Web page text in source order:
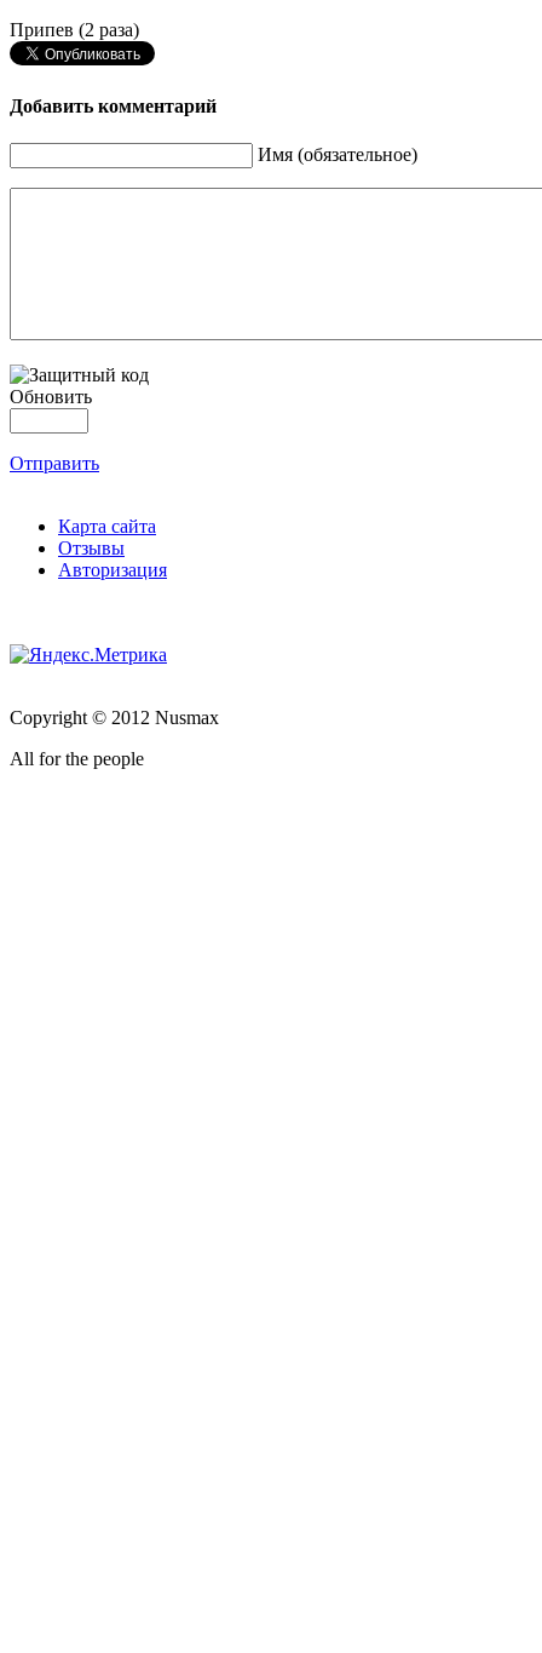
Припев (2 раза)
Добавить комментарий
Имя (обязательное)
Обновить
Отправить
Карта сайта
Отзывы
Авторизация
Copyright © 2012 Nusmax
All for the people